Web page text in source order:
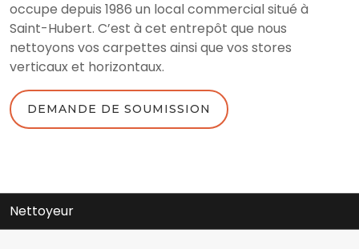
occupe depuis 1986 un local commercial situé à
Saint-Hubert. C’est à cet entrepôt que nous
nettoyons vos carpettes ainsi que vos stores
verticaux et horizontaux.
DEMANDE DE SOUMISSION